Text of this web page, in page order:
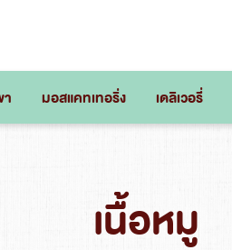
า มอสแคทเทอริ่ง เดลิเวอรี่
เนื้อหมู